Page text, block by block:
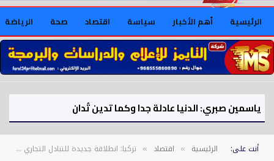
الرئيسية أهم الأخبار سياسة اقتصاد صحة الرياضة
ياسمين صبري: الدنيا عادلة جدا وكما تدين تُدان
أنت على: الرئيسية » اقتصاد » تركيا: انطلاقة جديدة للتبادل التجاري مع أرمينيا